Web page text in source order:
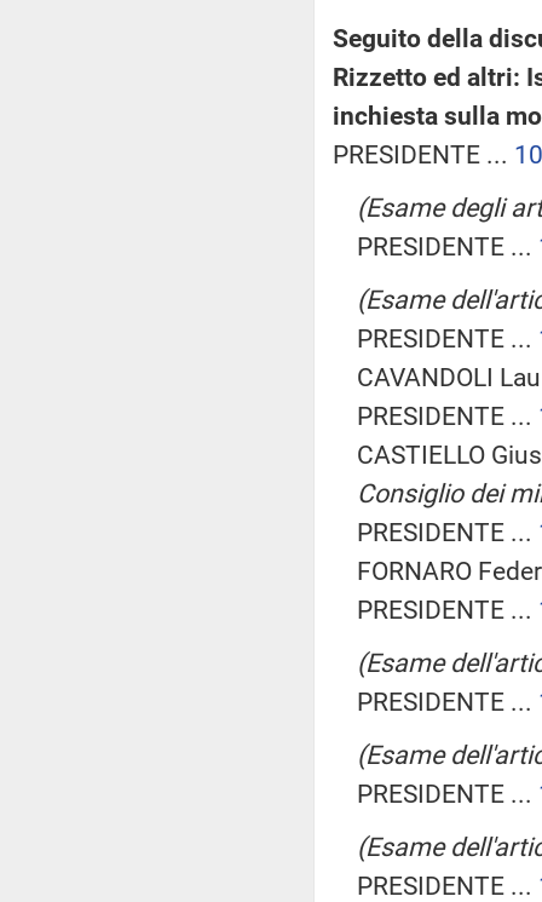
Seguito della
Rizzetto ed altri:
inchiesta sulla
PRESIDENTE ...
(Esame degli
PRESIDENTE ...
(Esame
PRESIDENTE ...
CAVANDOLI
PRESIDENTE ...
CASTIELLO
Consiglio dei
PRESIDENTE ...
FORNARO
PRESIDENTE ...
(Esame
PRESIDENTE ...
(Esame
PRESIDENTE ...
(Esame
PRESIDENTE ...